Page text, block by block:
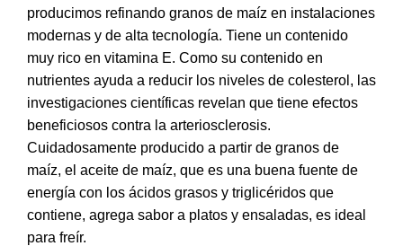
producimos refinando granos de maíz en instalaciones
modernas y de alta tecnología. Tiene un contenido
muy rico en vitamina E. Como su contenido en
nutrientes ayuda a reducir los niveles de colesterol, las
investigaciones científicas revelan que tiene efectos
beneficiosos contra la arteriosclerosis.
Cuidadosamente producido a partir de granos de
maíz, el aceite de maíz, que es una buena fuente de
energía con los ácidos grasos y triglicéridos que
contiene, agrega sabor a platos y ensaladas, es ideal
para freír.